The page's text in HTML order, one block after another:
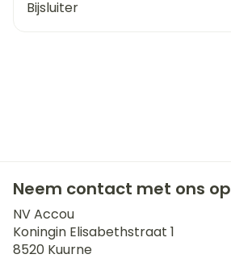
Bijsluiter
Neem contact met ons op
NV Accou
Koningin Elisabethstraat 1
8520 Kuurne